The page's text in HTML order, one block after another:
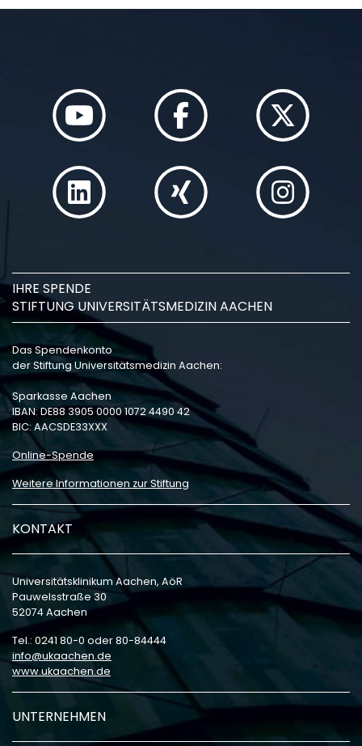
IHRE SPENDE
STIFTUNG UNIVERSITÄTSMEDIZIN AACHEN
Das Spendenkonto
der Stiftung Universitätsmedizin Aachen:
Sparkasse Aachen
IBAN: DE88 3905 0000 1072 4490 42
BIC: AACSDE33XXX
Online-Spende
Weitere Informationen zur Stiftung
KONTAKT
Universitätsklinikum Aachen, AöR
Pauwelsstraße 30
52074 Aachen
Tel.: 0241 80-0 oder 80-84444
info
ukaachen de
www.ukaachen.de
UNTERNEHMEN